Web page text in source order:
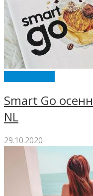
Smart Go
NL
29.10.2020